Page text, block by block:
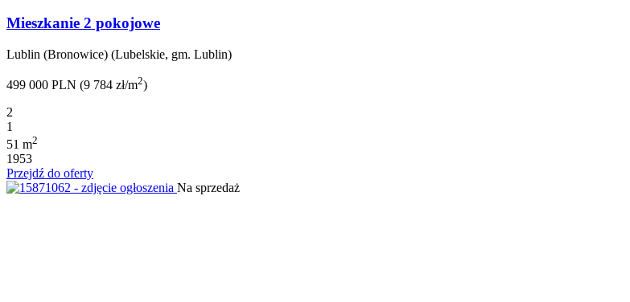
Mieszkanie 2 pokojowe
Lublin (Bronowice) (Lubelskie, gm. Lublin)
499 000 PLN (9 784 zł/m2)
2
1
51 m2
1953
Przejdź do oferty
Na sprzedaż